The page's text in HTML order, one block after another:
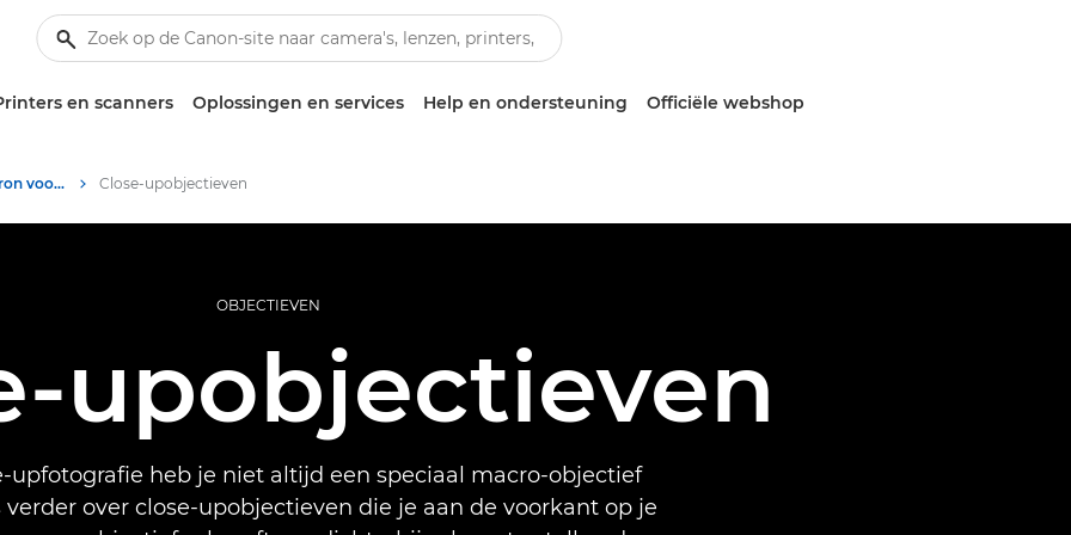
en scanners Oplossingen en services Help en ondersteuning Officiële webshop
Infobank: informatiebron voor fotografie Close-upobjectieven
OBJECTIEVEN
upobjectieven
upfotografie heb je niet altijd een speciaal macro-objectief
verder over close-upobjectieven die je aan de voorkant op je